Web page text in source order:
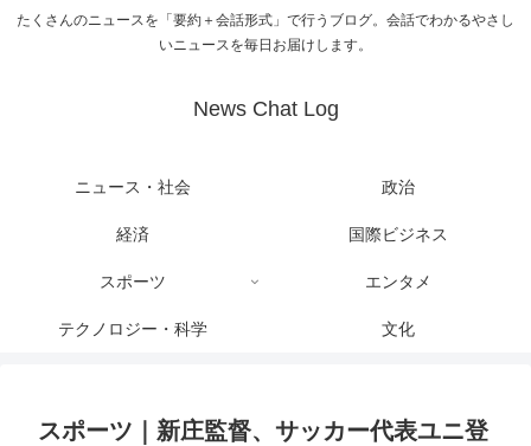
たくさんのニュースを「要約＋会話形式」で行うブログ。会話でわかるやさし
いニュースを毎日お届けします。
News Chat Log
ニュース・社会 政治
経済 国際ビジネス
スポーツ エンタメ
テクノロジー・科学 文化
スポーツ｜新庄監督、サッカー代表ユニ登